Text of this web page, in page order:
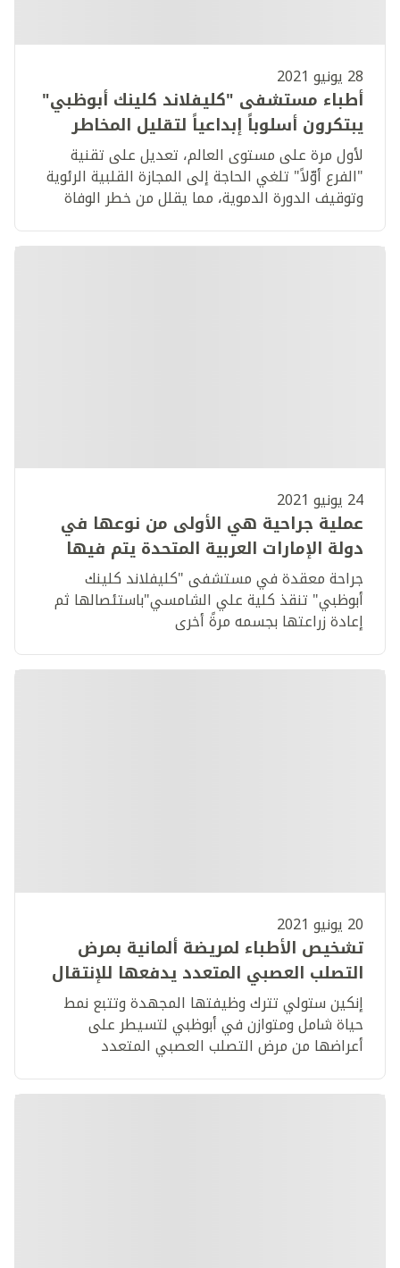
28 يونيو 2021
أطباء مستشفى "كليفلاند كلينك أبوظبي"
يبتكرون أسلوباً إبداعياً لتقليل المخاطر
الكبرى التي قد تنجم عن جراحة الأوعية
الدموية في الشريان الأبهر
لأول مرة على مستوى العالم، تعديل على تقنية
"الفرع أوّلاً" تلغي الحاجة إلى المجازة القلبية الرئوية
وتوقيف الدورة الدموية، مما يقلل من خطر الوفاة
24 يونيو 2021
عملية جراحية هي الأولى من نوعها في
دولة الإمارات العربية المتحدة يتم فيها
استئصال وزرع الكلية لنفس المريض
جراحة معقدة في مستشفى "كليفلاند كلينك
أبوظبي" تنقذ كلية علي الشامسي"باستئصالها ثم
إعادة زراعتها بجسمه مرةً أخرى
20 يونيو 2021
تشخيص الأطباء لمريضة ألمانية بمرض
التصلب العصبي المتعدد يدفعها للإنتقال
إلى أبوظبي لتعيش حياة متوازنة
إنكين ستولي تترك وظيفتها المجهدة وتتبع نمط
حياة شامل ومتوازن في أبوظبي لتسيطر على
أعراضها من مرض التصلب العصبي المتعدد